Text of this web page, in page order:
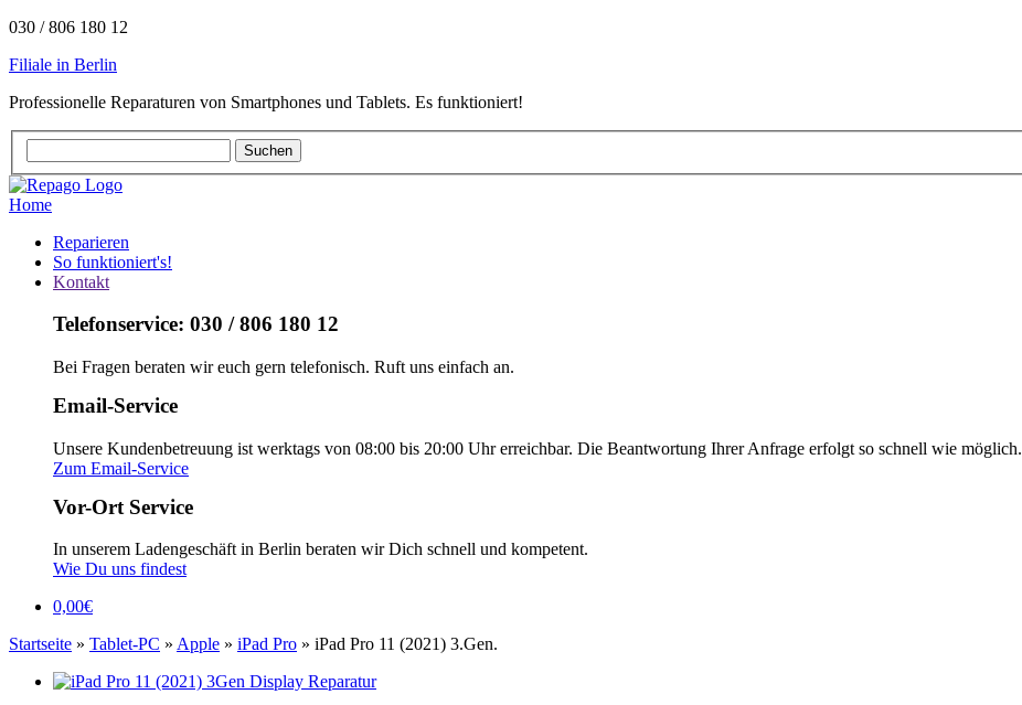
030 / 806 180 12
Filiale in Berlin
Professionelle Reparaturen von Smartphones und Tablets. Es funktioniert!
Home
Reparieren
So funktioniert's!
Kontakt
Telefonservice: 030 / 806 180 12
Bei Fragen beraten wir euch gern telefonisch. Ruft uns einfach an.
Email-Service
Unsere Kundenbetreuung ist werktags von 08:00 bis 20:00 Uhr erreichbar. Die Beantwortung Ihrer Anfrage erfolgt so schnell wie möglich.
Zum Email-Service
Vor-Ort Service
In unserem Ladengeschäft in Berlin beraten wir Dich schnell und kompetent.
Wie Du uns findest
0,00€
Startseite » Tablet-PC » Apple » iPad Pro » iPad Pro 11 (2021) 3.Gen.